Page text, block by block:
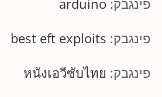
פינגבק: best eft exploits
פינגבק: หนังเอวีซับไทย